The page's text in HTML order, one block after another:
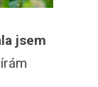
jsem